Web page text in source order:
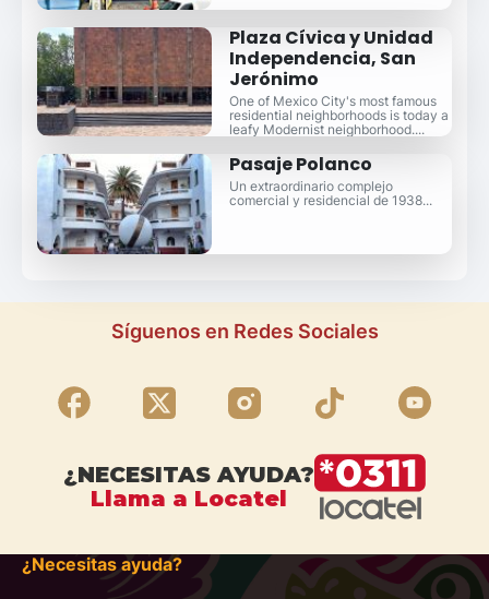
Plaza Cívica y Unidad
Independencia, San
Jerónimo
One of Mexico City's most famous
residential neighborhoods is today a
leafy Modernist neighborhood....
Pasaje Polanco
Un extraordinario complejo
comercial y residencial de 1938...
Síguenos en Redes Sociales
¿NECESITAS AYUDA?
Llama a Locatel
¿Necesitas ayuda?